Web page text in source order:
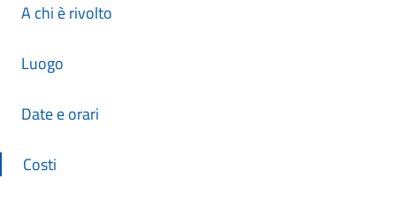
A chi è rivolto
Luogo
Date e orari
Costi